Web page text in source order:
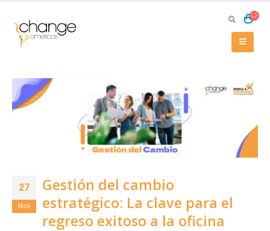
27
Nov
Gestión del cambio
estratégico: La clave para el
regreso exitoso a la oficina